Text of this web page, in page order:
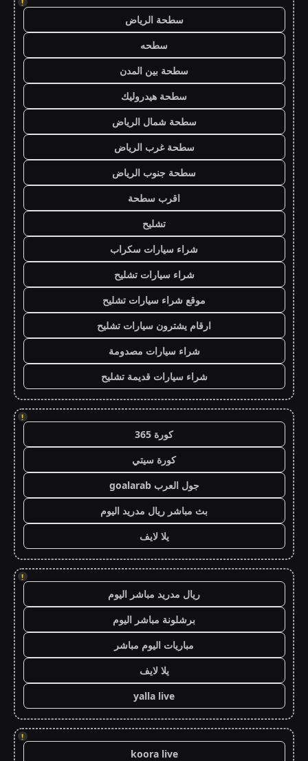
!
سطحة الرياض
سطحه
سطحة بين المدن
سطحة هيدروليك
سطحة شمال الرياض
سطحة غرب الرياض
سطحة جنوب الرياض
اقرب سطحة
تشليح
شراء سيارات سكراب
شراء سيارات تشليح
موقع شراء سيارات تشليح
ارقام يشترون سيارات تشليح
شراء سيارات مصدومة
شراء سيارات قديمة تشليح
!
كورة 365
كورة سيتي
جول العرب goalarab
بث مباشر ريال مدريد اليوم
يلا لايف
!
ريال مدريد مباشر اليوم
برشلونة مباشر اليوم
مباريات اليوم مباشر
يلا لايف
yalla live
!
koora live